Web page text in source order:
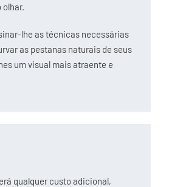
olhar.
lhe as técnicas necessárias
as pestanas naturais de seus
um visual mais atraente e
qualquer custo adicional,